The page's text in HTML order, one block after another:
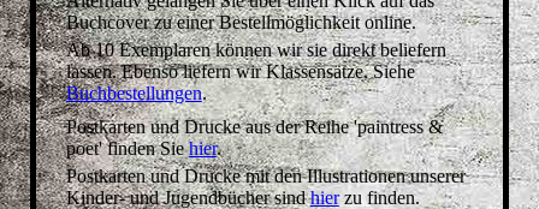
Buchcover zu einer Bestellmöglichkeit online.
Ab 10 Exemplaren können wir sie direkt beliefern
lassen. Ebenso liefern wir Klassensätze. Siehe
Buchbestellungen.
Postkarten und Drucke aus der Reihe 'paintress &
poet' finden Siehier.
Postkarten und Drucke mit den Illustrationen unserer
Kinder- und Jugendbücher sindhierzu finden.